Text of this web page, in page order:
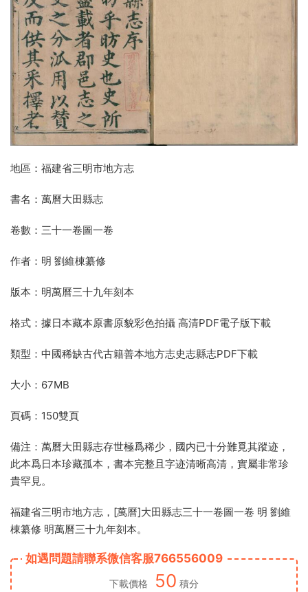
地區：福建省三明市地方志
書名：萬曆大田縣志
卷數：三十一卷圖一卷
作者：明 劉維棟纂修
版本：明萬曆三十九年刻本
格式：據日本藏本原書原貌彩色拍攝 高清PDF電子版下載
類型：中國稀缺古代古籍善本地方志史志縣志PDF下載
大小：67MB
頁碼：150雙頁
備注：萬曆大田縣志存世極爲稀少，國内已十分難覓其蹤迹，
此本爲日本珍藏孤本，書本完整且字迹清晰高清，實屬非常珍
貴罕見。
福建省三明市地方志，[萬曆]大田縣志三十一卷圖一卷 明 劉維
棟纂修 明萬曆三十九年刻本。
如遇問題請聯系微信客服766556009
下載價格 50 積分